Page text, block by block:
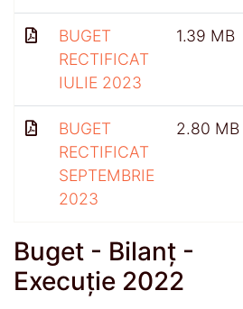
BUGET
RECTIFICAT
IULIE 2023
1.39 MB
BUGET
RECTIFICAT
SEPTEMBRIE
2023
2.80 MB
Buget - Bilanț -
Execuție 2022